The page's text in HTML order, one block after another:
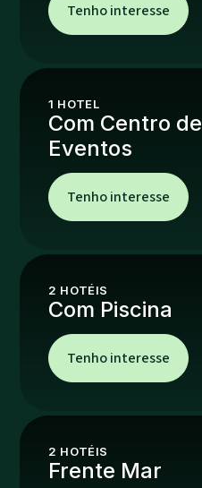
Tenho interesse
1 HOTEL
Com Centro de
Eventos
Tenho interesse
2 HOTÉIS
Com Piscina
Tenho interesse
2 HOTÉIS
Frente Mar